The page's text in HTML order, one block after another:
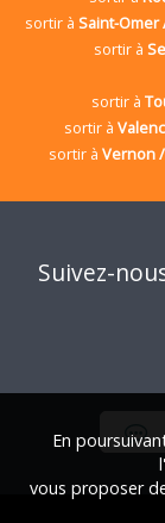
sortir à Saint-
sortir à
sortir à
sortir à
sortir àVernon
Suivez-
En
vous proposer